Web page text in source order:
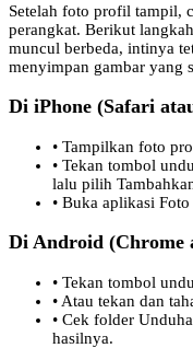
Setelah foto profil tampil,
perangkat. Berikut
muncul berbeda, intinya
menyimpan gambar yang
Di iPhone (Safari
• Tampilkan foto
• Tekan tombol
lalu pilih
• Buka aplikasi
Di Android (Chrome
• Tekan tombol
• Atau tekan dan
• Cek folder
hasilnya.